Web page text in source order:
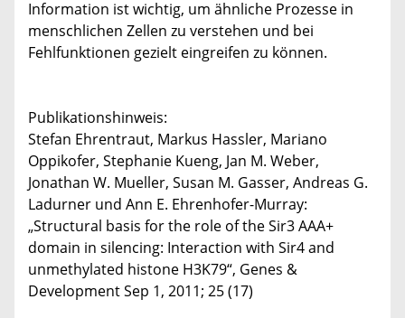
Information ist wichtig, um ähnliche Prozesse in
menschlichen Zellen zu verstehen und bei
Fehlfunktionen gezielt eingreifen zu können.
Publikationshinweis:
Stefan Ehrentraut, Markus Hassler, Mariano
Oppikofer, Stephanie Kueng, Jan M. Weber,
Jonathan W. Mueller, Susan M. Gasser, Andreas G.
Ladurner und Ann E. Ehrenhofer-Murray:
„Structural basis for the role of the Sir3 AAA+
domain in silencing: Interaction with Sir4 and
unmethylated histone H3K79“, Genes &
Development Sep 1, 2011; 25 (17)